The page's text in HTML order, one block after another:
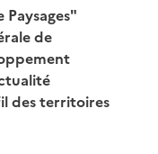
de
des territoires